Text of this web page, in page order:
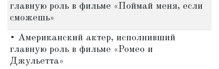
главную роль в фильме «Поймай меня, если
сможешь»
• Американский актер, исполнивший
главную роль в фильме «Ромео и
Джульетта»